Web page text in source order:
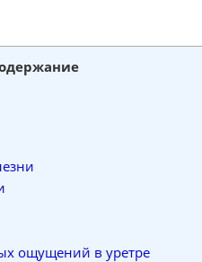
ощущений в уретре